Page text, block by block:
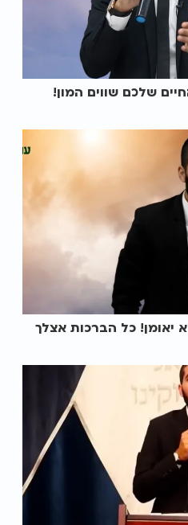
שלכם שווים המון!
יאומן! כל הברכות אצלך